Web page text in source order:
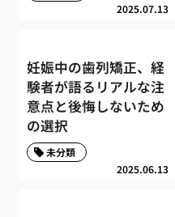
2025.07.13
妊娠中の歯列矯正、経
験者が語るリアルな注
意点と後悔しないため
の選択
2025.06.13
未分類